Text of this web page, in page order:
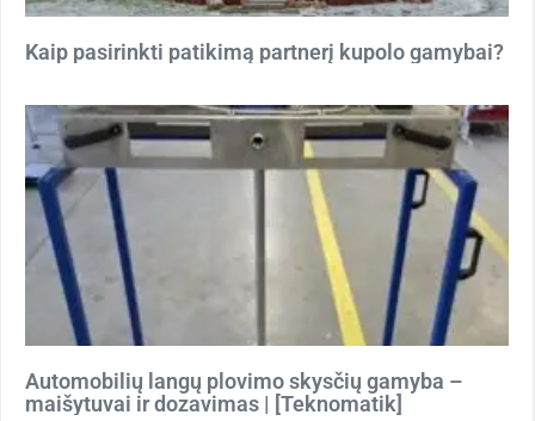
Kaip pasirinkti patikimą partnerį kupolo gamybai?
Automobilių langų plovimo skysčių gamyba –
maišytuvai ir dozavimas | [Teknomatik]